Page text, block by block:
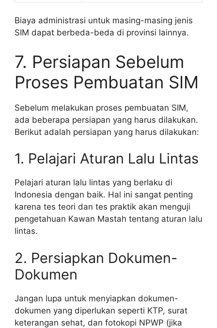
Biaya administrasi untuk masing-masing jenis
SIM dapat berbeda-beda di provinsi lainnya.
7. Persiapan Sebelum
Proses Pembuatan SIM
Sebelum melakukan proses pembuatan SIM,
ada beberapa persiapan yang harus dilakukan.
Berikut adalah persiapan yang harus dilakukan:
1. Pelajari Aturan Lalu Lintas
Pelajari aturan lalu lintas yang berlaku di
Indonesia dengan baik. Hal ini sangat penting
karena tes teori dan tes praktik akan menguji
pengetahuan Kawan Mastah tentang aturan lalu
lintas.
2. Persiapkan Dokumen-
Dokumen
Jangan lupa untuk menyiapkan dokumen-
dokumen yang diperlukan seperti KTP, surat
keterangan sehat, dan fotokopi NPWP (jika